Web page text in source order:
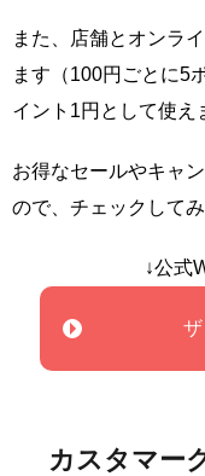
また、店舗とオンラ
ます（100円ごとに5
イント1円として使え
お得なセールやキャ
ので、チェックしてみ
↓公式
カスタマー